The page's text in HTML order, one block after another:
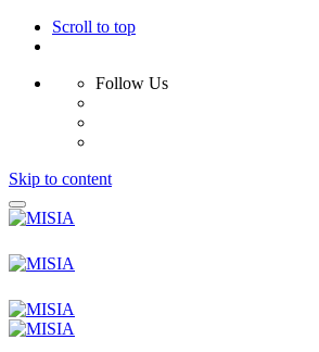
Scroll to top
Follow Us
Skip to content